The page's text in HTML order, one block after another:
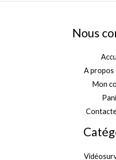
Nous
A propos
Mon